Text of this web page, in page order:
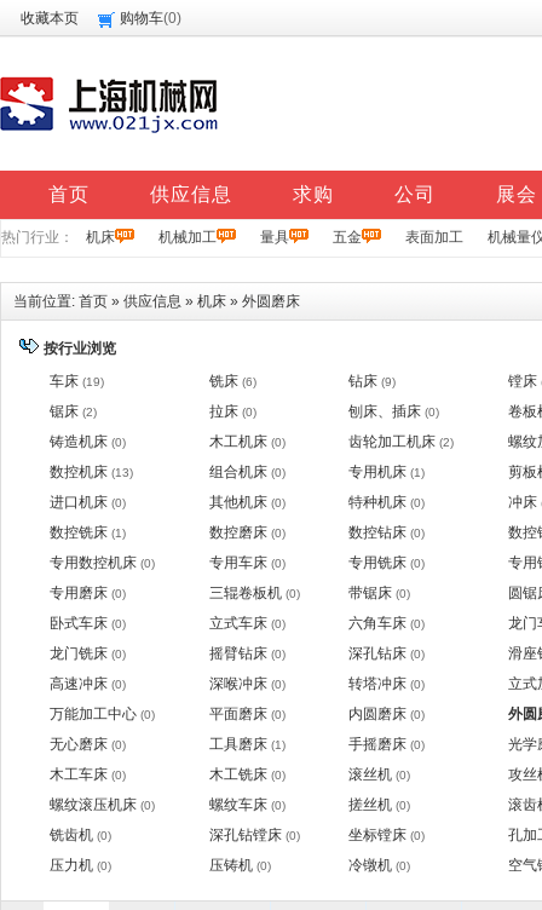
收藏本页 购物车(0)
首页 供应信息 求购 公司 展会
热门行业： 机床 机械加工 量具 五金 表面加工 机械量
当前位置: 首页 » 供应信息 » 机床 » 外圆磨床
按行业浏览
车床 (19) 铣床 (6) 钻床 (9) 镗床
锯床 (2) 拉床 (0) 刨床、插床 (0)
卷板
铸造机床 (0) 木工机床 (0) 齿轮加工机床 (2)
螺纹
数控机床 (13) 组合机床 (0) 专用机床 (1)
剪板
进口机床 (0) 其他机床 (0) 特种机床 (0) 冲床
数控铣床 (1) 数控磨床 (0) 数控钻床 (0)
数控
专用数控机床 (0) 专用车床 (0) 专用铣床 (0)
专用
专用磨床 (0) 三辊卷板机 (0) 带锯床 (0)
圆锯
卧式车床 (0) 立式车床 (0) 六角车床 (0)
龙门
龙门铣床 (0) 摇臂钻床 (0) 深孔钻床 (0)
滑座
高速冲床 (0) 深喉冲床 (0) 转塔冲床 (0)
立式
万能加工中心 (0) 平面磨床 (0) 内圆磨床 (0)
外圆
无心磨床 (0) 工具磨床 (1) 手摇磨床 (0)
光学
木工车床 (0) 木工铣床 (0) 滚丝机 (0)
攻丝
螺纹滚压机床 (0) 螺纹车床 (0) 搓丝机 (0)
滚齿
铣齿机 (0) 深孔钻镗床 (0) 坐标镗床 (0)
孔加
压力机 (0) 压铸机 (0) 冷镦机 (0) 空气